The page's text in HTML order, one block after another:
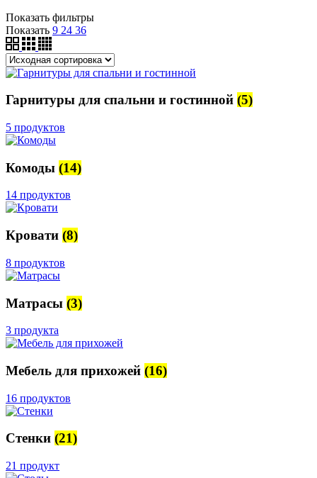
Показать фильтры
Показать 9 24 36
Гарнитуры для спальни и гостинной (5)
5 продуктов
Комоды (14)
14 продуктов
Кровати (8)
8 продуктов
Матрасы (3)
3 продукта
Мебель для прихожей (16)
16 продуктов
Стенки (21)
21 продукт